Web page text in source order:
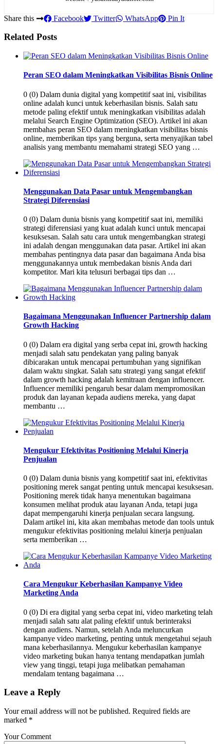
Share this Facebook Twitter WhatsApp Pin It
Related Posts
Peran SEO dalam Meningkatkan Visibilitas Bisnis Online
0 (0) Dalam dunia digital yang kompetitif saat ini, visibilitas
online adalah kunci untuk keberhasilan bisnis. Salah satu
metode paling efektif untuk meningkatkan visibilitas adalah
melalui Search Engine Optimization (SEO). Artikel ini akan
membahas peran SEO dalam meningkatkan visibilitas bisnis
online, memberikan tips yang berguna, serta menyajikan tabel
analisis yang membantu memahami strategi SEO yang …
Menggunakan Data Pasar untuk Mengembangkan
Strategi Diferensiasi
0 (0) Dalam dunia bisnis yang kompetitif saat ini, memiliki
strategi diferensiasi yang kuat adalah kunci untuk mencapai
kesuksesan. Salah satu cara untuk mengembangkan strategi
ini adalah dengan menggunakan data pasar. Artikel ini akan
membahas pentingnya data pasar dan bagaimana Anda bisa
menggunakannya untuk membedakan bisnis Anda dari
kompetitor. Mari kita telusuri berbagai tips dan …
Bagaimana Menggunakan Influencer Partnership dalam
Growth Hacking
0 (0) Dalam era digital yang serba cepat ini, growth hacking
menjadi salah satu pendekatan yang paling banyak
dibicarakan untuk mencapai pertumbuhan yang signifikan
dalam waktu singkat. Salah satu strategi yang sangat efektif
dalam growth hacking adalah kemitraan dengan influencer.
Influencer memiliki pengaruh besar dalam mempromosikan
produk dan layanan kepada audiens mereka, yang dapat
membantu …
Mengukur Efektivitas Positioning Melalui Kinerja
Penjualan
0 (0) Dalam dunia bisnis yang kompetitif saat ini, efektivitas
positioning merek sangat penting untuk mencapai kesuksesan.
Positioning merek tidak hanya menentukan bagaimana
konsumen melihat produk atau layanan Anda, tetapi juga
dapat mempengaruhi kinerja penjualan secara langsung.
Dalam artikel ini, kita akan membahas metode dan tools untuk
mengukur efektivitas positioning melalui kinerja penjualan
serta memberikan …
Cara Mengukur Keberhasilan Kampanye Video
Marketing Anda
0 (0) Di era digital yang serba cepat ini, video marketing telah
menjadi salah satu alat paling efektif untuk berinteraksi
dengan audiens. Namun, setelah Anda meluncurkan
kampanye video marketing, penting untuk mengetahui sejauh
mana keberhasilannya. Mengukur keberhasilan kampanye
video marketing bukan hanya tentang mendapatkan jumlah
view yang tinggi, tetapi juga melibatkan pemahaman
mendalam tentang bagaimana …
Leave a Reply
Your email address will not be published. Required fields are
marked *
Your Comment